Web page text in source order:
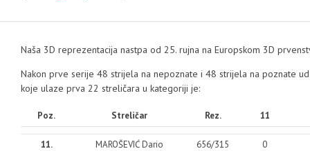
Naša 3D reprezentacija nastpa od 25. rujna na Europskom 3D
Nakon prve serije 48 strijela na nepoznate i 48 strijela na poznate
koje ulaze prva 22 streličara u kategoriji je:
Poz. Streličar Rez. 11
11. MAROŠEVIĆ Dario 656/315
0